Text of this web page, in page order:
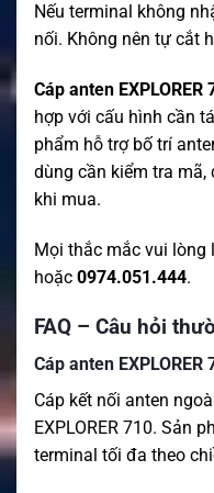
Nếu terminal không
nối. Không nên tự cắt
Cáp anten EXPLORER
hợp với cấu hình cần
phẩm hỗ trợ bố trí
dùng cần kiểm tra
khi mua.
Mọi thắc mắc vui lòng
hoặc 0974.051.444.
FAQ – Câu hỏi
Cáp anten
Cáp kết nối anten
EXPLORER 710. Sản
terminal tối đa theo